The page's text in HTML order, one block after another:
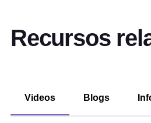
Recursos
Videos Blogs